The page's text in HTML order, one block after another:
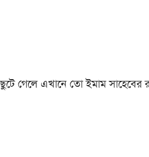
গেলে এখানে তো ইমাম সাহেবের